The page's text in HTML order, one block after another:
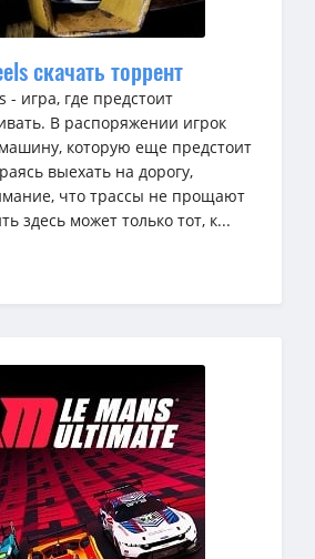
скачать торрент
- игра, где предстоит
В распоряжении игрок
которую еще предстоит
выехать на дорогу,
что трассы не прощают
здесь может только тот, к...